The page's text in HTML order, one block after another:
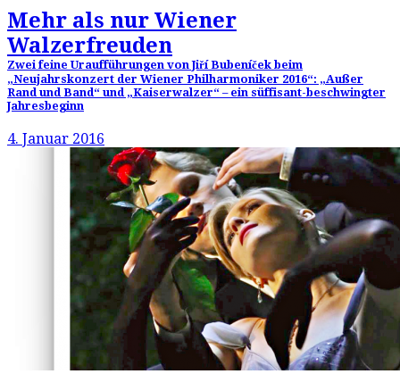
Mehr als nur Wiener
Walzerfreuden
Zwei feine Uraufführungen von Jiří Bubeníček beim
„Neujahrskonzert der Wiener Philharmoniker 2016“: „Außer
Rand und Band“ und „Kaiserwalzer“ – ein süffisant-beschwingter
Jahresbeginn
4. Januar 2016